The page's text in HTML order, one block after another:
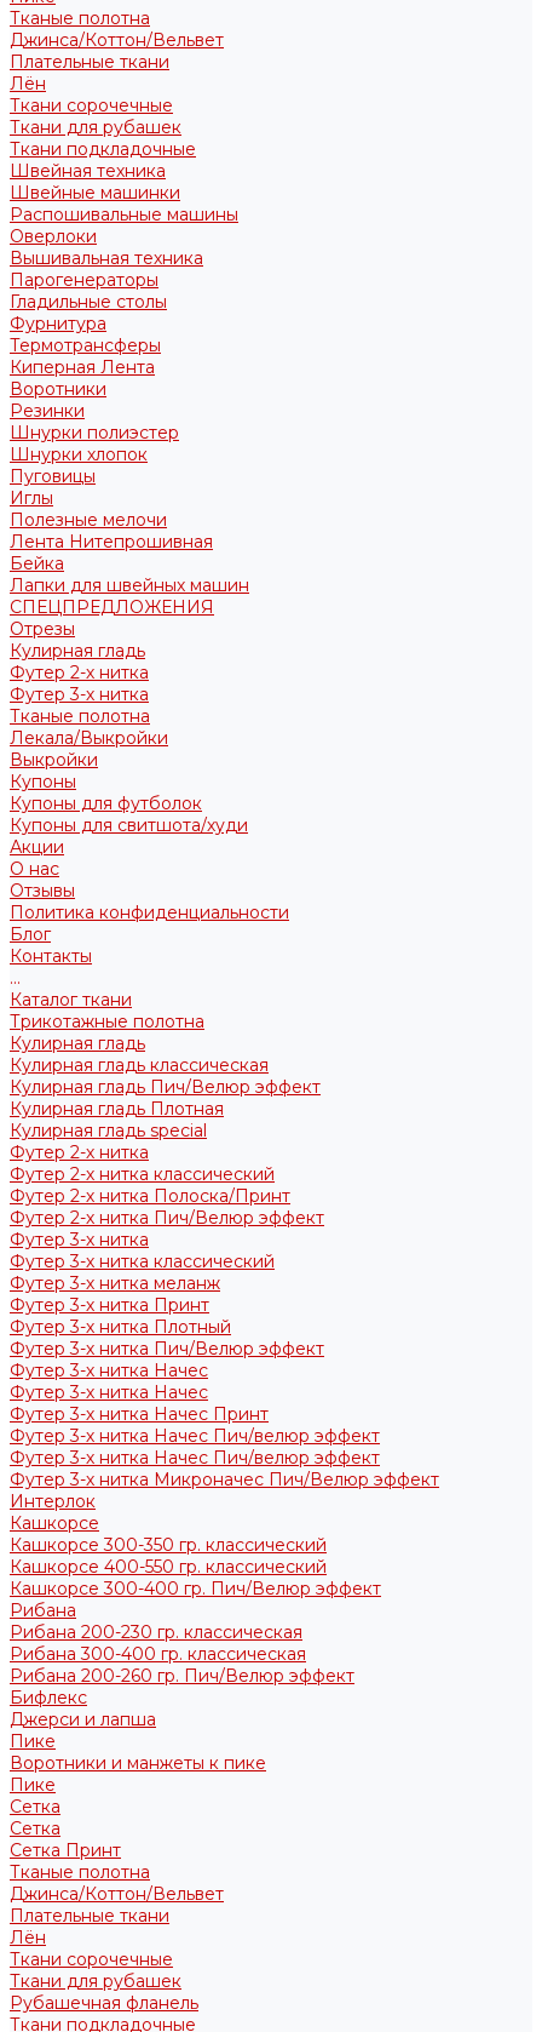
Тканые полотна
Джинса/Коттон/Вельвет
Плательные ткани
Лён
Ткани сорочечные
Ткани для рубашек
Ткани подкладочные
Швейная техника
Швейные машинки
Распошивальные машины
Оверлоки
Вышивальная техника
Парогенераторы
Гладильные столы
Фурнитура
Термотрансферы
Киперная Лента
Воротники
Резинки
Шнурки полиэстер
Шнурки хлопок
Пуговицы
Иглы
Полезные мелочи
Лента Нитепрошивная
Бейка
Лапки для швейных машин
СПЕЦПРЕДЛОЖЕНИЯ
Отрезы
Кулирная гладь
Футер 2-х нитка
Футер 3-х нитка
Тканые полотна
Лекала/Выкройки
Выкройки
Купоны
Купоны для футболок
Купоны для свитшота/худи
Акции
О нас
Отзывы
Политика конфиденциальности
Блог
Контакты
...
Каталог ткани
Трикотажные полотна
Кулирная гладь
Кулирная гладь классическая
Кулирная гладь Пич/Велюр эффект
Кулирная гладь Плотная
Кулирная гладь special
Футер 2-х нитка
Футер 2-х нитка классический
Футер 2-х нитка Полоска/Принт
Футер 2-х нитка Пич/Велюр эффект
Футер 3-х нитка
Футер 3-х нитка классический
Футер 3-х нитка меланж
Футер 3-х нитка Принт
Футер 3-х нитка Плотный
Футер 3-х нитка Пич/Велюр эффект
Футер 3-х нитка Начес
Футер 3-х нитка Начес
Футер 3-х нитка Начес Принт
Футер 3-х нитка Начес Пич/велюр эффект
Футер 3-х нитка Начес Пич/велюр эффект
Футер 3-х нитка Микроначес Пич/Велюр эффект
Интерлок
Кашкорсе
Кашкорсе 300-350 гр. классический
Кашкорсе 400-550 гр. классический
Кашкорсе 300-400 гр. Пич/Велюр эффект
Рибана
Рибана 200-230 гр. классическая
Рибана 300-400 гр. классическая
Рибана 200-260 гр. Пич/Велюр эффект
Бифлекс
Джерси и лапша
Пике
Воротники и манжеты к пике
Пике
Сетка
Сетка
Сетка Принт
Тканые полотна
Джинса/Коттон/Вельвет
Плательные ткани
Лён
Ткани сорочечные
Ткани для рубашек
Рубашечная фланель
Ткани подкладочные